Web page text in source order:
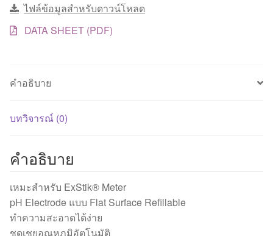
Refillable
EXTECH
ไฟล์ข้อมูลสำหรับดาวน์โหลด
DATA SHEET (PDF)
คำอธิบาย
บทวิจารณ์ (0)
คำอธิบาย
เหมะสำหรับ ExStik® Meter
pH Electrode แบบ Flat Surface Refillable
ทำความสะอาดได้ง่าย
ชดเชยอุณหภูมิอัตโนมัติ